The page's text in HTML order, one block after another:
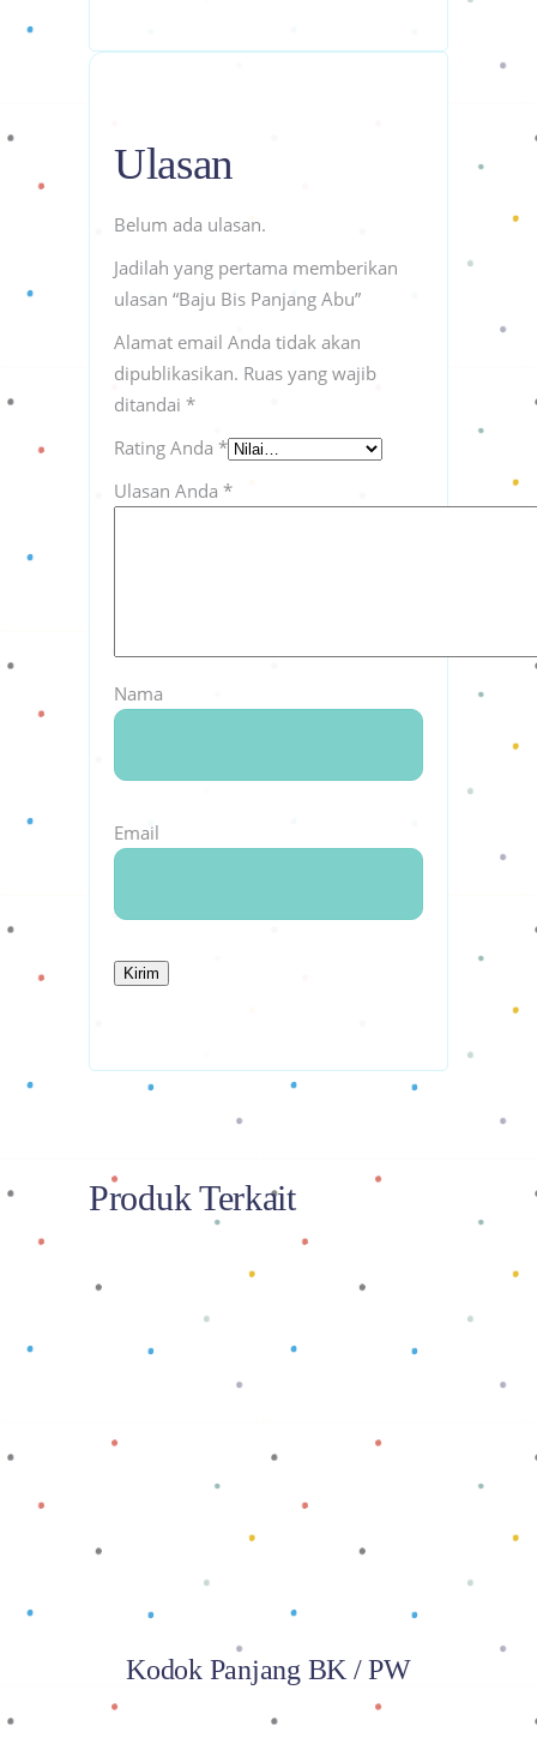
Ulasan
Belum ada ulasan.
Jadilah yang pertama memberikan
ulasan “Baju Bis Panjang Abu”
Alamat email Anda tidak akan
dipublikasikan. Ruas yang wajib
ditandai *
Rating Anda *
Ulasan Anda *
Nama
Email
Produk Terkait
Kodok Panjang BK / PW